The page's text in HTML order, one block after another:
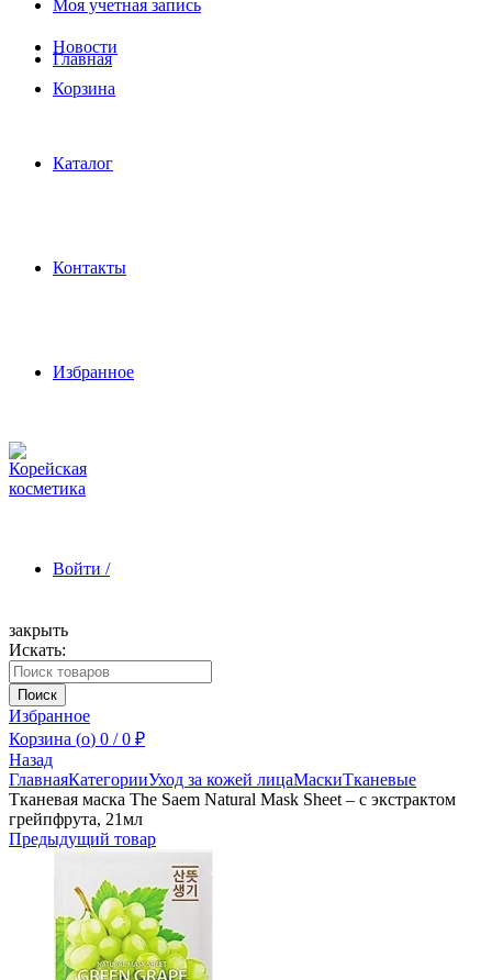
Моя учетная запись
Новости
Корзина
Главная
Каталог
Контакты
Избранное
Войти /
Зарегистрироваться
закрыть
Искать:
Поиск
Избранное
Корзина (o) 0 / 0 ₽
Назад
ГлавнаяКатегорииУход за кожей лицаМаскиТканевые
Тканевая маска The Saem Natural Mask Sheet – с экстрактом
грейпфрута, 21мл
Предыдущий товар